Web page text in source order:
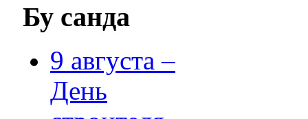
Бу санда
9 августа –
День